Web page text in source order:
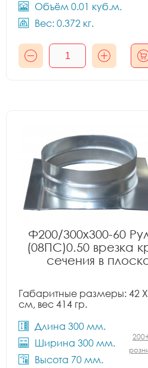
Объём 0.01 куб.м.
Вес: 0.372 кг.
Ф200/300x300-60
(08ПС)0.50 врезка
сечения в
Габаритные размеры: 42 X
см, вес 414 гр.
Длина 300 мм.
Ширина 300 мм.
Высота 70 мм.